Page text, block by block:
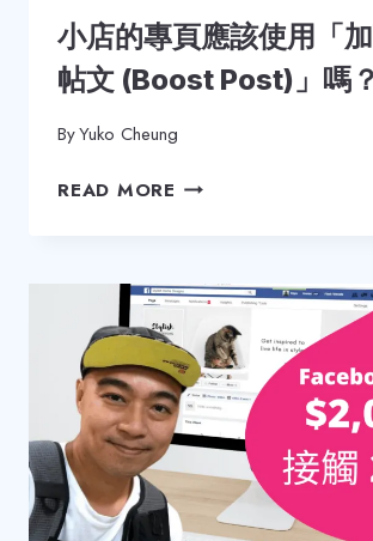
困
境》
⋯⋯
小店的專頁應該使用「
帖文 (Boost Post)」嗎？
ByYuko Cheung
READ MORE 小
頁
應
該
使
用
「加
強
推
廣